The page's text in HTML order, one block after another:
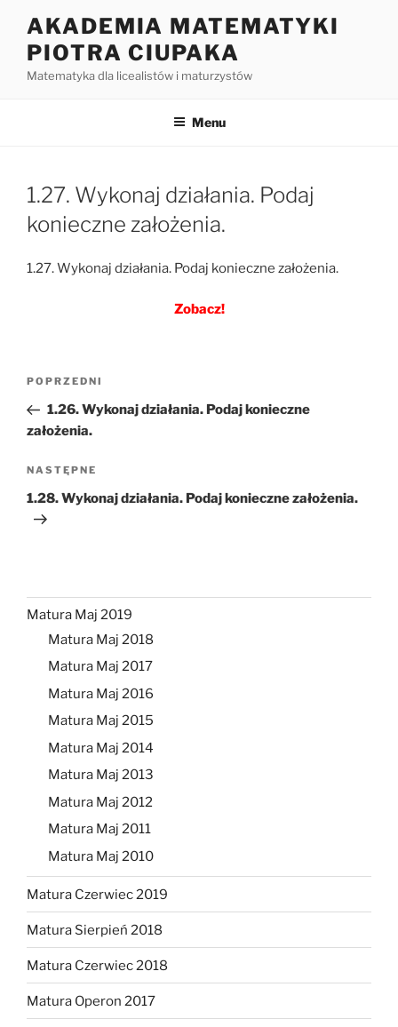
treści
AKADEMIA MATEMATYKI
PIOTRA CIUPAKA
Matematyka dla licealistów i maturzystów
Menu
1.27. Wykonaj działania. Podaj
konieczne założenia.
1.27. Wykonaj działania. Podaj konieczne założenia.
Zobacz!
Nawigacja
Poprzedni
wpis
POPRZEDNI
1.26. Wykonaj działania. Podaj konieczne
założenia.
Następny
wpis
NASTĘPNE
1.28. Wykonaj działania. Podaj konieczne założenia.
Matura Maj 2019
Matura Maj 2018
Matura Maj 2017
Matura Maj 2016
Matura Maj 2015
Matura Maj 2014
Matura Maj 2013
Matura Maj 2012
Matura Maj 2011
Matura Maj 2010
Matura Czerwiec 2019
Matura Sierpień 2018
Matura Czerwiec 2018
Matura Operon 2017